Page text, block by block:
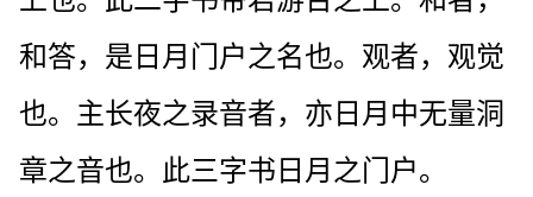
和答，是日月门户之名也。观者，观觉
也。主长夜之录音者，亦日月中无量洞
章之音也。此三字书日月之门户。